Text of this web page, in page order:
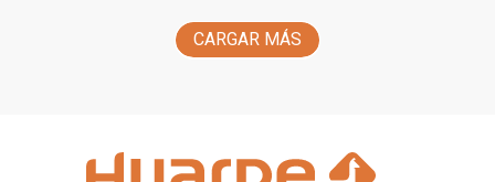
los $200M
CARGAR MÁS